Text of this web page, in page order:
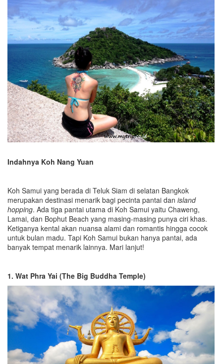
Indahnya Koh Nang Yuan
Koh Samui yang berada di Teluk Siam di selatan Bangkok
merupakan destinasi menarik bagi pecinta pantai dan island
hopping. Ada tiga pantai utama di Koh Samui yaitu Chaweng,
Lamai, dan Bophut Beach yang masing-masing punya ciri khas.
Ketiganya kental akan nuansa alami dan romantis hingga cocok
untuk bulan madu. Tapi Koh Samui bukan hanya pantai, ada
banyak tempat menarik lainnya. Mari lanjut!
1. Wat Phra Yai (The Big Buddha Temple)